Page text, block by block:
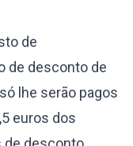
de
de desconto de
lhe serão pagos
euros dos